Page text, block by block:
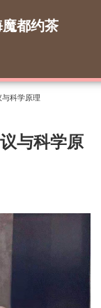
都约茶
科学原理
与科学原